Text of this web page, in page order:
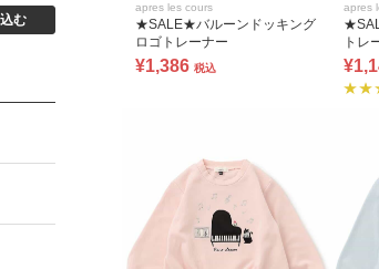
む
apres les cours
★SALE★バルーンドッキング
ロゴトレーナー
¥1,386 税込
apres
トレ